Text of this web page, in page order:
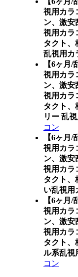
視用カラ
ン、激安
視用カラ
タクト、
乱視用カ
【6ヶ月
視用カラ
ン、激安
視用カラ
タクト、
リー 乱
コン
【6ヶ月
視用カラ
ン、激安
視用カラ
タクト、
い乱視用
【6ヶ月
視用カラ
ン、激安
視用カラ
タクト、
ル系乱視
コン